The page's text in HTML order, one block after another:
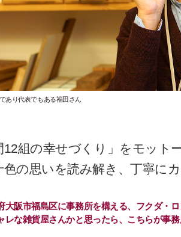
あり代表でもある福田さん
12組の幸せづくり」をモット
色の思いを読み解き、丁寧に
大阪市福島区に事務所を構える、フクダ・
レな雑貨屋さんかと思ったら、こちらが事務